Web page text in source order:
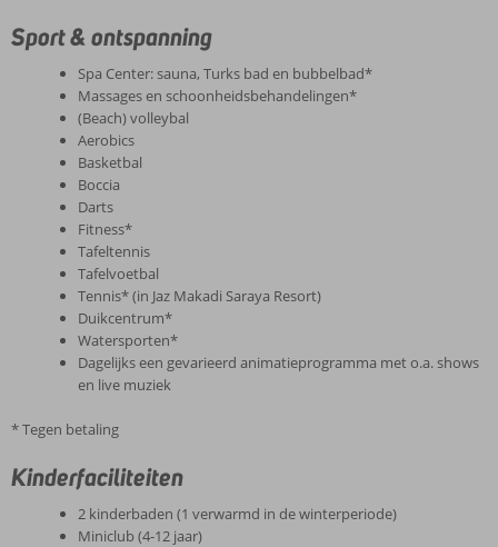
Sport & ontspanning
Spa Center: sauna, Turks bad en bubbelbad*
Massages en schoonheidsbehandelingen*
(Beach) volleybal
Aerobics
Basketbal
Boccia
Darts
Fitness*
Tafeltennis
Tafelvoetbal
Tennis* (in Jaz Makadi Saraya Resort)
Duikcentrum*
Watersporten*
Dagelijks een gevarieerd animatieprogramma met o.a. shows
en live muziek
* Tegen betaling
Kinderfaciliteiten
2 kinderbaden (1 verwarmd in de winterperiode)
Miniclub (4-12 jaar)